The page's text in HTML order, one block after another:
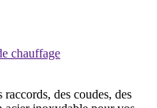
chauffage
des coudes, des